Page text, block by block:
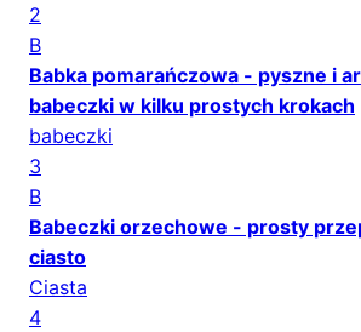
2
B
Babka pomarańczowa - pyszne i
babeczki w kilku prostych krokach
babeczki
3
B
Babeczki orzechowe - prosty
ciasto
Ciasta
4